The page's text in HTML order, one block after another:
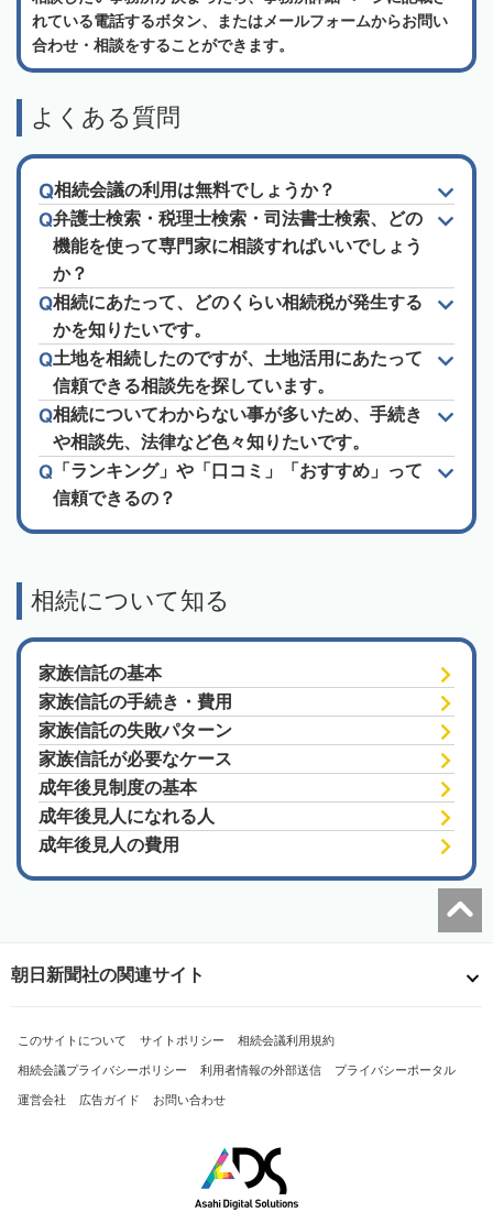
れている電話するボタン、またはメールフォームからお問い
合わせ・相談をすることができます。
よくある質問
相続会議の利用は無料でしょうか？
弁護士検索・税理士検索・司法書士検索、どの
機能を使って専門家に相談すればいいでしょう
か？
相続にあたって、どのくらい相続税が発生する
かを知りたいです。
土地を相続したのですが、土地活用にあたって
信頼できる相談先を探しています。
相続についてわからない事が多いため、手続き
や相談先、法律など色々知りたいです。
「ランキング」や「口コミ」「おすすめ」って
信頼できるの？
相続について知る
家族信託の基本
家族信託の手続き・費用
家族信託の失敗パターン
家族信託が必要なケース
成年後見制度の基本
成年後見人になれる人
成年後見人の費用
朝日新聞社の関連サイト
このサイトについて サイトポリシー 相続会議利用規約
相続会議プライバシーポリシー 利用者情報の外部送信 プライバシーポータル
運営会社 広告ガイド お問い合わせ